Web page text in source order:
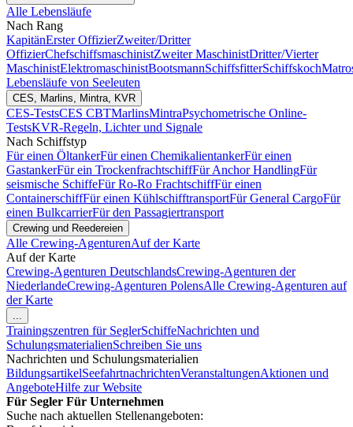
Alle Lebensläufe
Nach Rang
KapitänErster OffizierZweiter/Dritter
OffizierChefschiffsmaschinistZweiter MaschinistDritter/Vierter
MaschinistElektromaschinistBootsmannSchiffsfitterSchiffskoch
Lebensläufe von Seeleuten
CES, Marlins, Mintra, KVR
CES-TestsCES CBTMarlinsMintraPsychometrische Online-
TestsKVR-Regeln, Lichter und Signale
Nach Schiffstyp
Für einen ÖltankerFür einen ChemikalientankerFür einen
GastankerFür ein TrockenfrachtschiffFür Anchor HandlingFür
seismische SchiffeFür Ro-Ro FrachtschiffFür einen
ContainerschiffFür einen KühlschifftransportFür General CargoFür
einen BulkcarrierFür den Passagiertransport
Crewing und Reedereien
Alle Crewing-AgenturenAuf der Karte
Auf der Karte
Crewing-Agenturen DeutschlandsCrewing-Agenturen der
NiederlandeCrewing-Agenturen PolensAlle Crewing-Agenturen auf
der Karte
...
Trainingszentren für SeglerSchiffeNachrichten und
SchulungsmaterialienSchreiben Sie uns
Nachrichten und Schulungsmaterialien
BildungsartikelSeefahrtnachrichtenVeranstaltungenAktionen und
AngeboteHilfe zur Website
Für Segler Für Unternehmen
Suche nach aktuellen Stellenangeboten: